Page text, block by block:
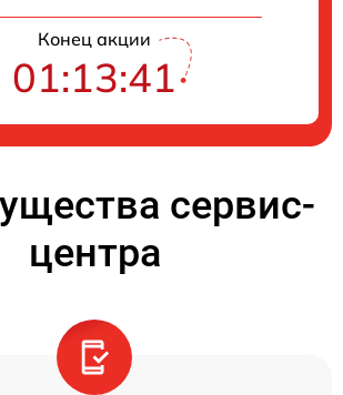
Конец акции
01:13:41
сервис-
центра